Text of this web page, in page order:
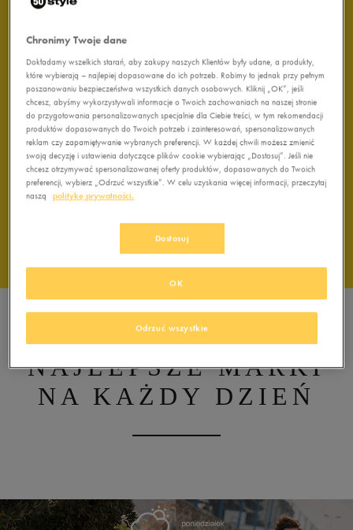
#Whatevertheweather
Pogoda bywa zmienna, ale nie z 50 style. Nastrój się
pozytywnie i spędź najlepsze chwile ze znajomymi niezależnie
od pogody, bo nie ważne gdzie, ważne z kim :) Wiosenny
deszcz? Nie zaskoczy. Gorące słońce? Tylko poprawi humor.
Sprawdź nowości od Umbro, adidas, Nike i Puma.
NAJLEPSZE MARKI
NA KAŻDY DZIEŃ
Chronimy Twoje dane
Dokładamy wszelkich starań, aby zakupy naszych Klientów były udane, a produkty,
które wybierają – najlepiej dopasowane do ich potrzeb. Robimy to jednak przy pełnym
poszanowaniu bezpieczeństwa wszystkich danych osobowych. Kliknij „OK”, jeśli
chcesz, abyśmy wykorzystywali informacje o Twoich zachowaniach na naszej stronie
do przygotowania personalizowanych specjalnie dla Ciebie treści, w tym rekomendacji
produktów dopasowanych do Twoich potrzeb i zainteresowań, spersonalizowanych
reklam czy zapamiętywanie wybranych preferencji. W każdej chwili możesz zmienić
swoją decyzję i ustawienia dotyczące plików cookie wybierając „Dostosuj”. Jeśli nie
chcesz otrzymywać spersonalizowanej oferty produktów, dopasowanych do Twoich
preferencji, wybierz „Odrzuć wszystkie”. W celu uzyskania więcej informacji, przeczytaj
naszą
politykę prywatności.
Dostosuj
Odrzuć wszystkie
OK